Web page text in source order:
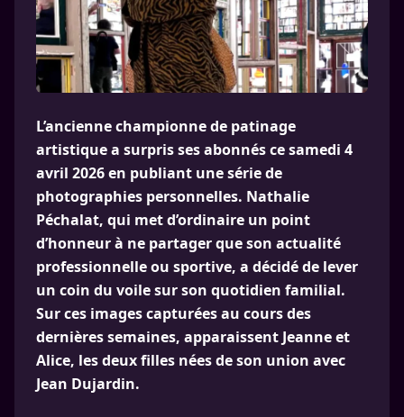
L’ancienne championne de patinage
artistique a surpris ses abonnés ce samedi 4
avril 2026 en publiant une série de
photographies personnelles. Nathalie
Péchalat, qui met d’ordinaire un point
d’honneur à ne partager que son actualité
professionnelle ou sportive, a décidé de lever
un coin du voile sur son quotidien familial.
Sur ces images capturées au cours des
dernières semaines, apparaissent Jeanne et
Alice, les deux filles nées de son union avec
Jean Dujardin.